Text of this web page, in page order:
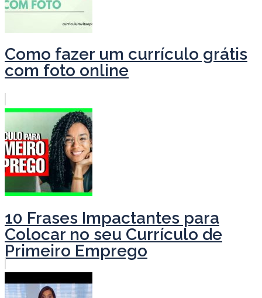
Como fazer um currículo grátis
com foto online
10 Frases Impactantes para
Colocar no seu Currículo de
Primeiro Emprego